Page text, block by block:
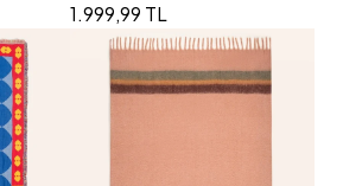
1.999,99 TL